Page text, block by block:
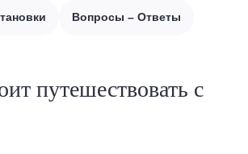
Вопросы – Ответы
путешествовать с